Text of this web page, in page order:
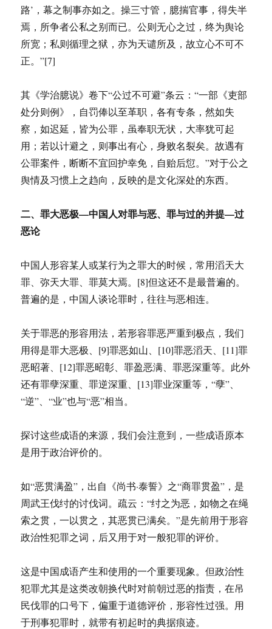
路’，幕之制事亦如之。操三寸管，臆揣官事，得失半
焉，所争者公私之别而已。公则无心之过，终为舆论
所宽；私则循理之狱，亦为天谴所及，故立心不可不
正。”[7]
其《学治臆说》卷下“公过不可避”条云：“一部《吏部
处分则例》，自罚俸以至革职，各有专条，然如失
察，如迟延，皆为公罪，虽奉职无状，大率犹可起
用；若以计避之，则事出有心，身败名裂矣。故遇有
公罪案件，断断不宜回护幸免，自贻后愆。”对于公之
舆情及习惯上之趋向，反映的是文化深处的东西。
二、罪大恶极—中国人对罪与恶、罪与过的并提—过
恶论
中国人形容某人或某行为之罪大的时候，常用滔天大
罪、弥天大罪、罪莫大焉。[8]但这还不是最普遍的。
普遍的是，中国人谈论罪时，往往与恶相连。
关于罪恶的形容用法，若形容罪恶严重到极点，我们
用得是罪大恶极、[9]罪恶如山、[10]罪恶滔天、[11]罪
恶昭著、[12]罪恶昭彰、罪盈恶满、罪恶深重等。此外
还有罪孽深重、罪逆深重、[13]罪业深重等，“孽”、
“逆”、“业”也与“恶”相当。
探讨这些成语的来源，我们会注意到，一些成语原本
是用于政治评价的。
如“恶贯满盈”，出自《尚书·泰誓》之“商罪贯盈”，是
周武王伐纣的讨伐词。疏云：“纣之为恶，如物之在绳
索之贯，一以贯之，其恶贯已满矣。”是先前用于形容
政治性犯罪之词，后又用于对一般犯罪的评价。
这是中国成语产生和使用的一个重要现象。但政治性
犯罪尤其是这类改朝换代时对前朝过恶的指责，在吊
民伐罪的口号下，偏重于道德评价，形容性过强。用
于刑事犯罪时，就带有初起时的典据痕迹。